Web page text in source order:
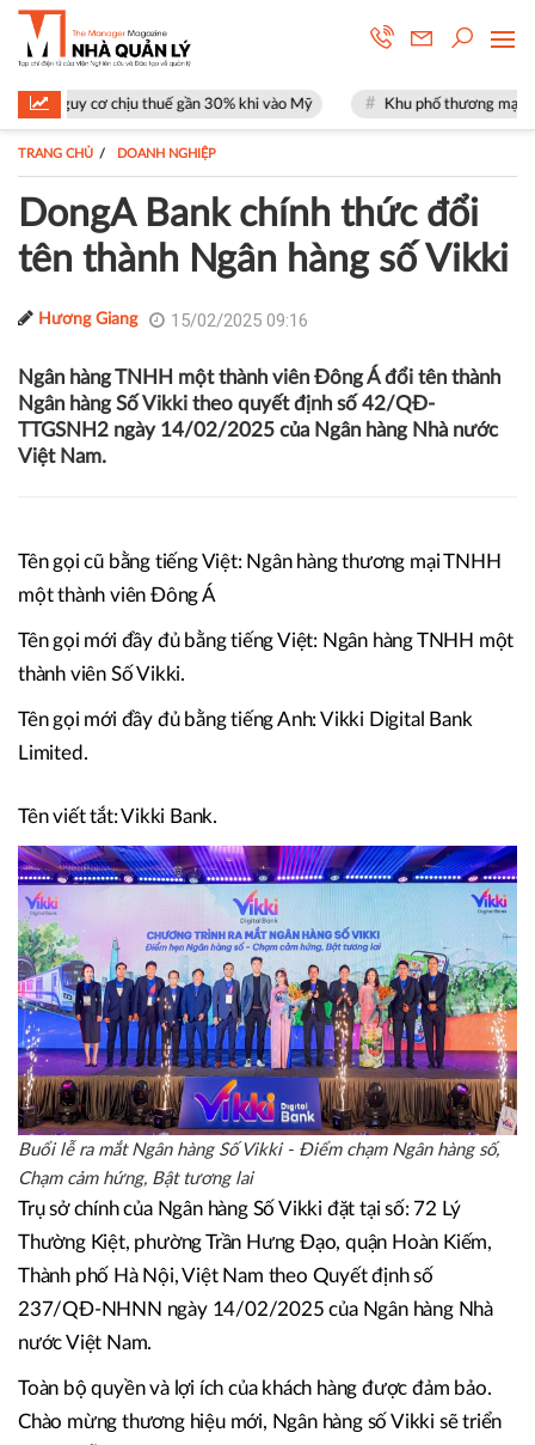
chịu thuế gần 30% khi vào Mỹ Khu phố thương mại SOHO tại The
TRANG CHỦ DOANH NGHIỆP
DongA Bank chính thức đổi
tên thành Ngân hàng số Vikki
Hương Giang 15/02/2025 09:16
Ngân hàng TNHH một thành viên Đông Á đổi tên thành
Ngân hàng Số Vikki theo quyết định số 42/QĐ-
TTGSNH2 ngày 14/02/2025 của Ngân hàng Nhà nước
Việt Nam.
Tên gọi cũ bằng tiếng Việt: Ngân hàng thương mại TNHH
một thành viên Đông Á
Tên gọi mới đầy đủ bằng tiếng Việt: Ngân hàng TNHH một
thành viên Số Vikki.
Tên gọi mới đầy đủ bằng tiếng Anh: Vikki Digital Bank
Limited.
Tên viết tắt: Vikki Bank.
Buổi lễ ra mắt Ngân hàng Số Vikki - Điểm chạm Ngân hàng số,
Chạm cảm hứng, Bật tương lai
Trụ sở chính của Ngân hàng Số Vikki đặt tại số: 72 Lý
Thường Kiệt, phường Trần Hưng Đạo, quận Hoàn Kiếm,
Thành phố Hà Nội, Việt Nam theo Quyết định số
237/QĐ-NHNN ngày 14/02/2025 của Ngân hàng Nhà
nước Việt Nam.
Toàn bộ quyền và lợi ích của khách hàng được đảm bảo.
Chào mừng thương hiệu mới, Ngân hàng số Vikki sẽ triển